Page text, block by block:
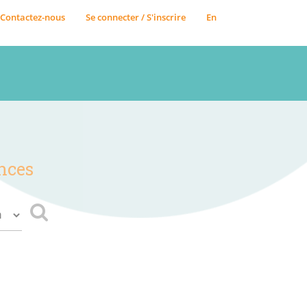
Contactez-nous Se connecter / S'inscrire En